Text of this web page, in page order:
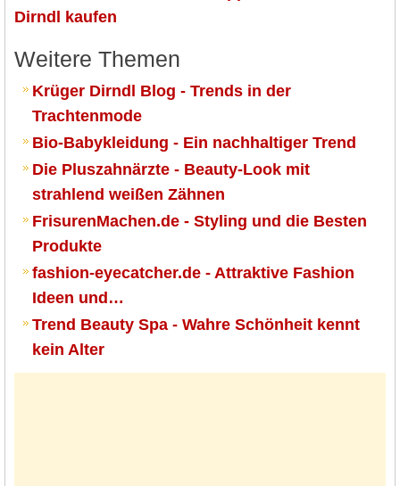
Dirndl kaufen
Weitere Themen
Krüger Dirndl Blog - Trends in der
Trachtenmode
Bio-Babykleidung - Ein nachhaltiger Trend
Die Pluszahnärzte - Beauty-Look mit
strahlend weißen Zähnen
FrisurenMachen.de - Styling und die Besten
Produkte
fashion-eyecatcher.de - Attraktive Fashion
Ideen und…
Trend Beauty Spa - Wahre Schönheit kennt
kein Alter